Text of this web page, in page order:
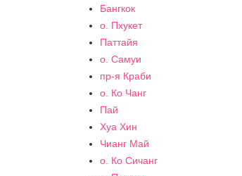
Бангкок
о. Пхукет
Паттайя
о. Самуи
пр-я Краби
о. Ко Чанг
Пай
Хуа Хин
Чианг Май
о. Ко Сичанг